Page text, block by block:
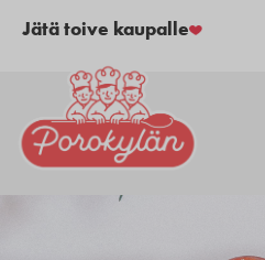
Jätä toive kaupalle